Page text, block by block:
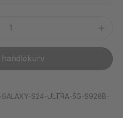
handlekurv
GALAXY-S24-ULTRA-5G-S928B-